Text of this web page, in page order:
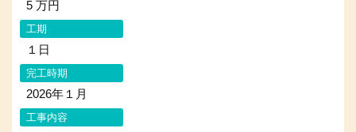
5 万円
工期
１日
完工時期
2026年１月
工事内容